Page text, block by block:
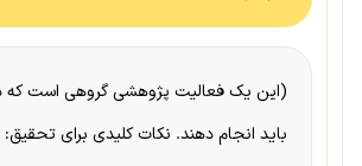
(این یک فعالیت پژوهشی گروهی است که
باید انجام دهند. نکات کلیدی برای